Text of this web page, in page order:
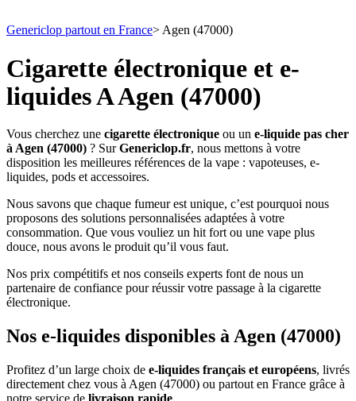
Genericlop partout en France> Agen (47000)
Cigarette électronique et e-
liquides A Agen (47000)
Vous cherchez une cigarette électronique ou un e-liquide pas cher
à Agen (47000) ? SurGenericlop.fr, nous mettons à votre
disposition les meilleures références de la vape : vapoteuses, e-
liquides, pods et accessoires.
Nous savons que chaque fumeur est unique, c’est pourquoi nous
proposons des solutions personnalisées adaptées à votre
consommation. Que vous vouliez un hit fort ou une vape plus
douce, nous avons le produit qu’il vous faut.
Nos prix compétitifs et nos conseils experts font de nous un
partenaire de confiance pour réussir votre passage à la cigarette
électronique.
Nos e-liquides disponibles à Agen (47000)
Profitez d’un large choix de e-liquides français et européens, livrés
directement chez vous à Agen (47000) ou partout en France grâce à
notre service de livraison rapide.